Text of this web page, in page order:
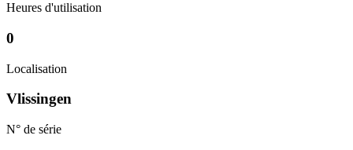
Heures d'utilisation
0
Localisation
Vlissingen
N° de série